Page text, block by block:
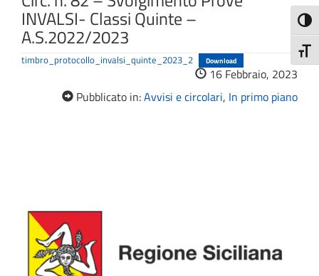
INVALSI- Classi Quinte –
A.S.2022/2023
timbro_protocollo_invalsi_quinte_2023_2 Download
16 Febbraio, 2023
Pubblicato in:Avvisi e circolari, In primo piano